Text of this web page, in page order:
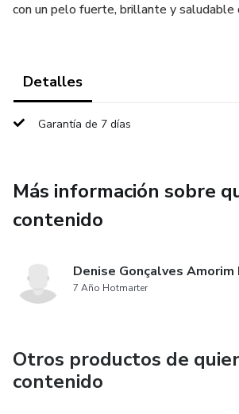
con un pelo fuerte, brillante y saludable
Detalles
Garantía de 7 días
Más información sobre
contenido
Denise Gonçalves Amorim
7 Año Hotmarter
Otros productos de
contenido